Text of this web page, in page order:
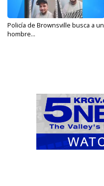
Policía de Brownsville busca a un
hombre...